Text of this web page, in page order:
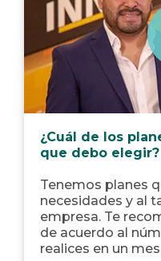
¿Cuál de los
que debo elegir?
Tenemos planes
necesidades y al
empresa. Te
de acuerdo al
realices en un